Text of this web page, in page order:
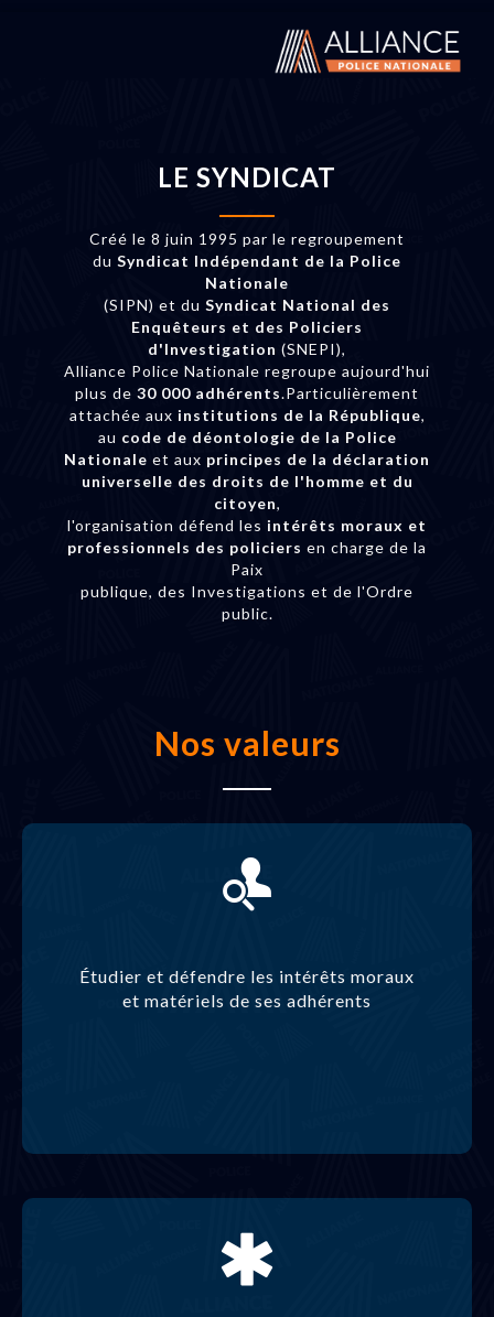
LE SYNDICAT
Créé le 8 juin 1995 par le regroupement
du Syndicat Indépendant de la Police
Nationale
(SIPN) et du Syndicat National des
Enquêteurs et des Policiers
d'Investigation (SNEPI),
Alliance Police Nationale regroupe aujourd'hui
plus de 30 000 adhérents.Particulièrement
attachée aux institutions de la République,
au code de déontologie de la Police
Nationale et aux principes de la déclaration
universelle des droits de l'homme et du
citoyen,
l'organisation défend les intérêts moraux et
professionnels des policiers en charge de la
Paix
publique, des Investigations et de l'Ordre
public.
Nos valeurs
Étudier et défendre les intérêts moraux
et matériels de ses adhérents